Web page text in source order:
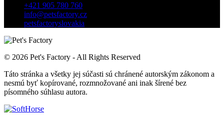
+421 905 780 760
info@petsfactory.cz
petsfactoryslovakia
© 2026 Pet's Factory - All Rights Reserved
Táto stránka a všetky jej súčasti sú chránené autorským zákonom a
nesmú byť kopírované, rozmnožované ani inak šírené bez
písomného súhlasu autora.